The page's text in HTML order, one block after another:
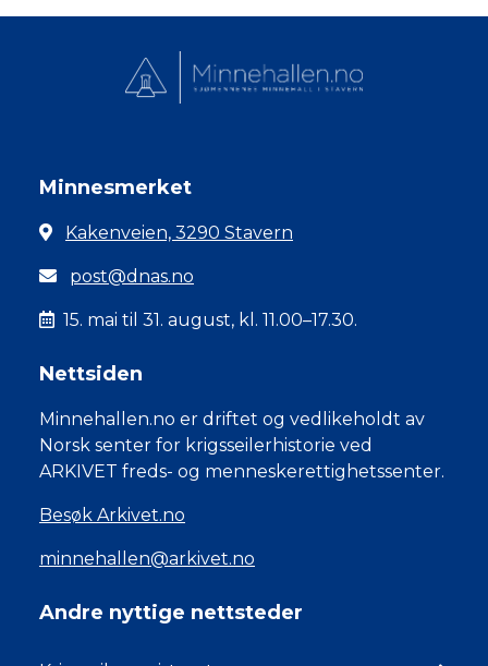
Minnesmerket
Kakenveien, 3290 Stavern
post@dnas.no
15. mai til 31. august, kl. 11.00–17.30.
Nettsiden
Minnehallen.no er driftet og vedlikeholdt av
Norsk senter for krigsseilerhistorie ved
ARKIVET freds- og menneskerettighetssenter.
Besøk Arkivet.no
minnehallen@arkivet.no
Andre nyttige nettsteder